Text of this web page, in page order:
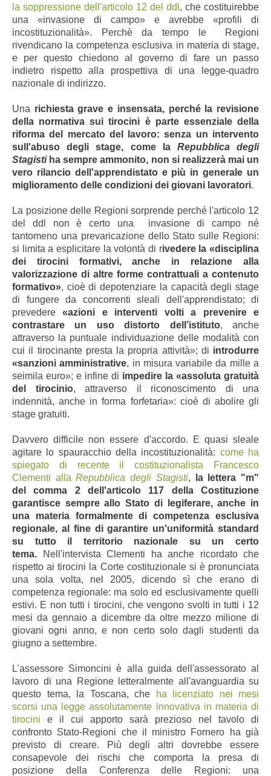
la soppressione dell'articolo 12 del ddl , che costituirebbe
una «invasione di campo» e avrebbe «profili di
incostituzionalità». Perchè da tempo le Regioni
rivendicano la competenza esclusiva in materia di stage,
e per questo chiedono al governo di fare un passo
indietro rispetto alla prospettiva di una legge-quadro
nazionale di indirizzo.
Una richiesta grave e insensata, perché la revisione
della normativa sui tirocini è parte essenziale della
riforma del mercato del lavoro: senza un intervento
sull'abuso degli stage, come la Repubblica degli
Stagistiha sempre ammonito, non si realizzerà mai un
vero rilancio dell'apprendistato e più in generale un
miglioramento delle condizioni dei giovani lavoratori.
La posizione delle Regioni sorprende perché l'articolo 12
del ddl non è certo una invasione di campo né
tantomeno una prevaricazione dello Stato sulle Regioni:
si limita a esplicitare la volontà di rivedere la «disciplina
dei tirocini formativi, anche in relazione alla
valorizzazione di altre forme contrattuali a contenuto
formativo», cioè di depotenziare la capacità degli stage
di fungere da concorrenti sleali dell'apprendistato; di
prevedere«azioni e interventi volti a prevenire e
contrastare un uso distorto dell’istituto, anche
attraverso la puntuale individuazione delle modalità con
cui il tirocinante presta la propria attività»; di introdurre
«sanzioni amministrative, in misura variabile da mille a
seimila euro»; e infine di impedire la «assoluta gratuità
del tirocinio, attraverso il riconoscimento di una
indennità, anche in forma forfetaria»: cioè di abolire gli
stage gratuiti.
Davvero difficile non essere d'accordo. E quasi sleale
agitare lo spauracchio della incostituzionalità: come ha
spiegato di recente il costituzionalista Francesco
Clementi allaRepubblica degli Stagisti,
la lettera "m"
del comma 2 dell'articolo 117 della Costituzione
garantisce sempre allo Stato di legiferare, anche in
una materia formalmente di competenza esclusiva
regionale, al fine di garantire un'uniformità standard
su tutto il territorio nazionale su un certo
tema. Nell'intervista Clementi ha anche ricordato che
rispetto ai tirocini la Corte costituzionale si è pronunciata
una sola volta, nel 2005, dicendo sì che erano di
competenza regionale: ma solo ed esclusivamente quelli
estivi. E non tutti i tirocini, che vengono svolti in tutti i 12
mesi da gennaio a dicembre da oltre mezzo milione di
giovani ogni anno, e non certo solo dagli studenti da
giugno a settembre.
L'assessore Simoncini è alla guida dell'assessorato al
lavoro di una Regione letteralmente all'avanguardia su
questo tema, la Toscana, che
ha licenziato nei mesi
scorsi una legge assolutamente innovativa in materia di
tirocini e il cui apporto sarà prezioso nel tavolo di
confronto Stato-Regioni che il ministro Fornero ha già
previsto di creare. Più degli altri dovrebbe essere
consapevole dei rischi che comporta la presa di
posizione della Conferenza delle Regioni: una